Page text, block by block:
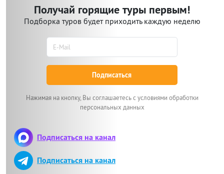
Получай горящие туры первым!
Подборка туров будет приходить каждую неделю
Подписаться
Нажимая на кнопку, Вы соглашаетесь с условиями обработки
персональных данных
Подписаться на канал
Подписаться на канал